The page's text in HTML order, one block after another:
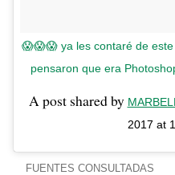
😱😱😱 ya les contaré de
pensaron que era
A post shared by
2017 at
FUENTES CONSULTADAS